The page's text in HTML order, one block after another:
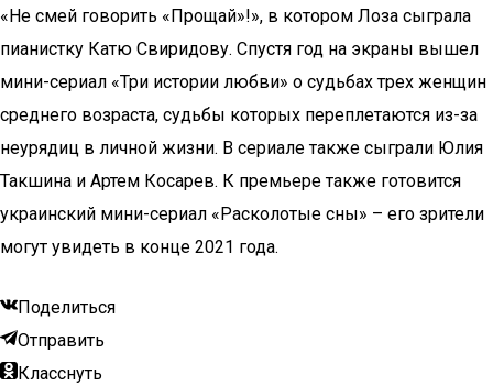
«Не смей говорить «Прощай»!», в котором Лоза сыграла
пианистку Катю Свиридову. Спустя год на экраны вышел
мини-сериал «Три истории любви» о судьбах трех женщин
среднего возраста, судьбы которых переплетаются из-за
неурядиц в личной жизни. В сериале также сыграли Юлия
Такшина и Артем Косарев. К премьере также готовится
украинский мини-сериал «Расколотые сны» – его зрители
могут увидеть в конце 2021 года.
Поделиться
Отправить
Класснуть